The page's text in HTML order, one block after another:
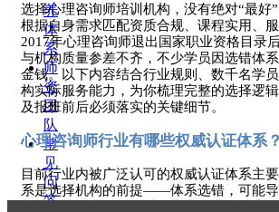
养
体
系
师
资
团
队
常
见
问
答
选择心理咨询师培训机构，没有绝对“最好
根据自身需求匹配资质合规、课程实用、服
2017年心理咨询师退出国家职业资格目录
与机构质量参差不齐，不少学员因选错体
金钱。以下内容结合行业规则、数千名学
构实际服务能力，为你梳理完整的选择逻
及报班前后必须落实的关键细节。
心理咨询师行业有哪些权威认证体系？
目前行业内被广泛认可的权威认证体系主
系是选择机构的前提——体系选错，可能导